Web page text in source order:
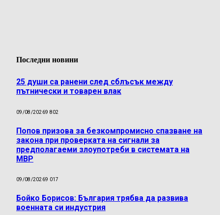
Последни новини
25 души са ранени след сблъсък между
пътнически и товарен влак
09/08/20269 802
Попов призова за безкомпромисно спазване на
закона при проверката на сигнали за
предполагаеми злоупотреби в системата на
МВР
09/08/20269 017
Бойко Борисов: България трябва да развива
военната си индустрия